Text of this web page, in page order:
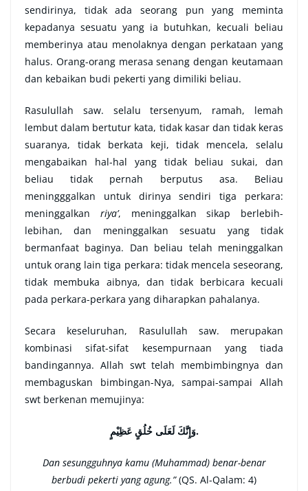
sendirinya, tidak ada seorang pun yang meminta
kepadanya sesuatu yang ia butuhkan, kecuali beliau
memberinya atau menolaknya dengan perkataan yang
halus. Orang-orang merasa senang dengan keutamaan
dan kebaikan budi pekerti yang dimiliki beliau.
Rasulullah saw. selalu tersenyum, ramah, lemah
lembut dalam bertutur kata, tidak kasar dan tidak keras
suaranya, tidak berkata keji, tidak mencela, selalu
mengabaikan hal-hal yang tidak beliau sukai, dan
beliau tidak pernah berputus asa. Beliau
meningggalkan untuk dirinya sendiri tiga perkara:
meninggalkan riya’, meninggalkan sikap berlebih-
lebihan, dan meninggalkan sesuatu yang tidak
bermanfaat baginya. Dan beliau telah meninggalkan
untuk orang lain tiga perkara: tidak mencela seseorang,
tidak membuka aibnya, dan tidak berbicara kecuali
pada perkara-perkara yang diharapkan pahalanya.
Secara keseluruhan, Rasulullah saw. merupakan
kombinasi sifat-sifat kesempurnaan yang tiada
bandingannya. Allah swt telah membimbingnya dan
membaguskan bimbingan-Nya, sampai-sampai Allah
swt berkenan memujinya:
وَإِنَّكَ لَعَلَى خُلُقٍ عَظِيْمٍ.
Dan sesungguhnya kamu (Muhammad) benar-benar
berbudi pekerti yang agung.”(QS. Al-Qalam: 4)